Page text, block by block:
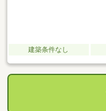
建築条件なし